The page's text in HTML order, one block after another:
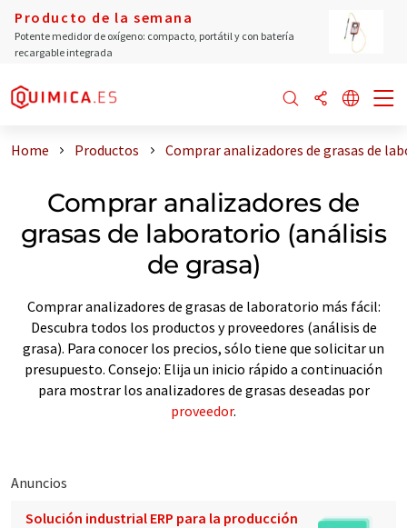
Producto de la semana
Potente medidor de oxígeno: compacto, portátil y con batería
recargable integrada
Home Productos Comprar analizadores de grasas de
Comprar analizadores de
grasas de laboratorio (análisis
de grasa)
Comprar analizadores de grasas de laboratorio más fácil:
Descubra todos los productos y proveedores (análisis de
grasa). Para conocer los precios, sólo tiene que solicitar un
presupuesto. Consejo: Elija un inicio rápido a continuación
para mostrar los analizadores de grasas deseadas por
proveedor.
Anuncios
Solución industrial ERP para la producción